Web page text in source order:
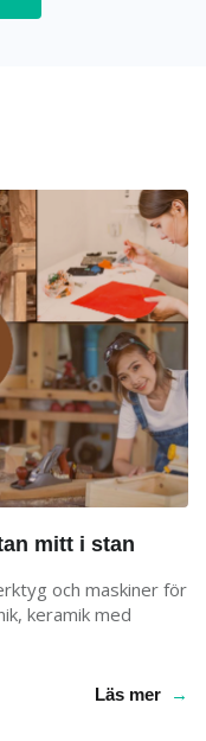
mitt i stan
och maskiner för
keramik med
Läs mer